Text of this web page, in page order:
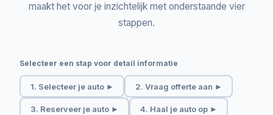
maakt het voor je inzichtelijk met onderstaande vier
stappen.
Selecteer een stap voor detail informatie
1. Selecteer je auto ► 2. Vraag offerte aan ►
3. Reserveer je auto ► 4. Haal je auto op ►